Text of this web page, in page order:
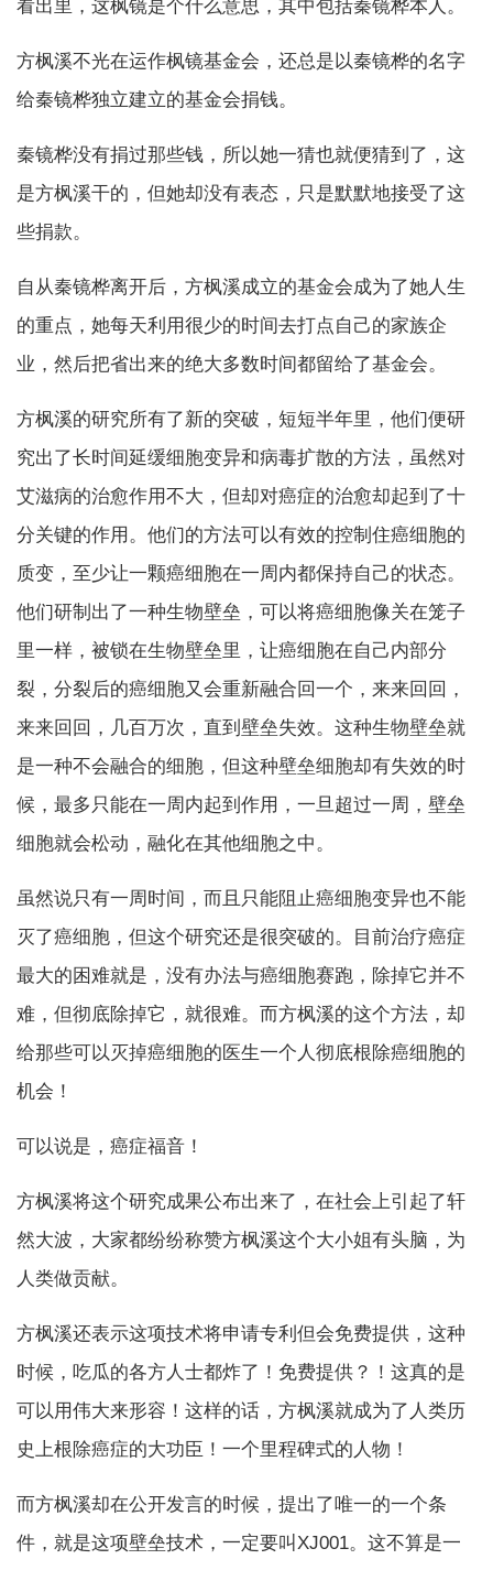
看出里，这枫镜是个什么意思，其中包括秦镜桦本人。
方枫溪不光在运作枫镜基金会，还总是以秦镜桦的名字
给秦镜桦独立建立的基金会捐钱。
秦镜桦没有捐过那些钱，所以她一猜也就便猜到了，这
是方枫溪干的，但她却没有表态，只是默默地接受了这
些捐款。
自从秦镜桦离开后，方枫溪成立的基金会成为了她人生
的重点，她每天利用很少的时间去打点自己的家族企
业，然后把省出来的绝大多数时间都留给了基金会。
方枫溪的研究所有了新的突破，短短半年里，他们便研
究出了长时间延缓细胞变异和病毒扩散的方法，虽然对
艾滋病的治愈作用不大，但却对癌症的治愈却起到了十
分关键的作用。他们的方法可以有效的控制住癌细胞的
质变，至少让一颗癌细胞在一周内都保持自己的状态。
他们研制出了一种生物壁垒，可以将癌细胞像关在笼子
里一样，被锁在生物壁垒里，让癌细胞在自己内部分
裂，分裂后的癌细胞又会重新融合回一个，来来回回，
来来回回，几百万次，直到壁垒失效。这种生物壁垒就
是一种不会融合的细胞，但这种壁垒细胞却有失效的时
候，最多只能在一周内起到作用，一旦超过一周，壁垒
细胞就会松动，融化在其他细胞之中。
虽然说只有一周时间，而且只能阻止癌细胞变异也不能
灭了癌细胞，但这个研究还是很突破的。目前治疗癌症
最大的困难就是，没有办法与癌细胞赛跑，除掉它并不
难，但彻底除掉它，就很难。而方枫溪的这个方法，却
给那些可以灭掉癌细胞的医生一个人彻底根除癌细胞的
机会！
可以说是，癌症福音！
方枫溪将这个研究成果公布出来了，在社会上引起了轩
然大波，大家都纷纷称赞方枫溪这个大小姐有头脑，为
人类做贡献。
方枫溪还表示这项技术将申请专利但会免费提供，这种
时候，吃瓜的各方人士都炸了！免费提供？！这真的是
可以用伟大来形容！这样的话，方枫溪就成为了人类历
史上根除癌症的大功臣！一个里程碑式的人物！
而方枫溪却在公开发言的时候，提出了唯一的一个条
件，就是这项壁垒技术，一定要叫XJ001。这不算是一